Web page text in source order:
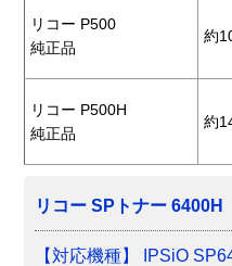
リコー P500
純正品
約
リコー P500H
純正品
約
リコー SPトナー 6400H
【対応機種】 IPSiO